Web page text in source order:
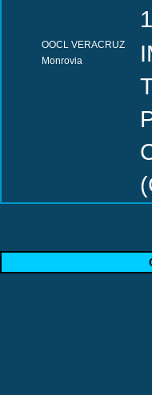
OOCL VERACRUZ
Monrovia